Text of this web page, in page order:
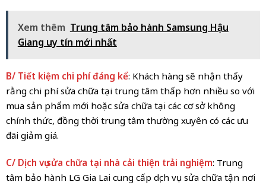
Xem thêm Trung tâm bảo hành Samsung Hậu
Giang uy tín mới nhất
B/ Tiết kiệm chi phí đáng kể: Khách hàng sẽ nhận thấy
rằng chi phí sửa chữa tại trung tâm thấp hơn nhiều so với
mua sản phẩm mới hoặc sửa chữa tại các cơ sở không
chính thức, đồng thời trung tâm thường xuyên có các ưu
đãi giảm giá.
C/ Dịch vụ sửa chữa tại nhà cải thiện trải nghiệm: Trung
tâm bảo hành LG Gia Lai cung cấp dịch vụ sửa chữa tận nơi